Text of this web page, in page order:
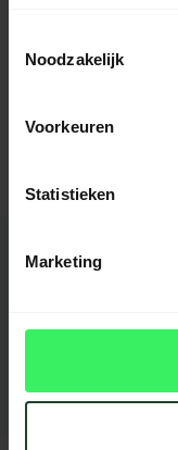
Noodzakelijk
Voorkeuren
Statistieken
Marketing
BEWERTUNGEN